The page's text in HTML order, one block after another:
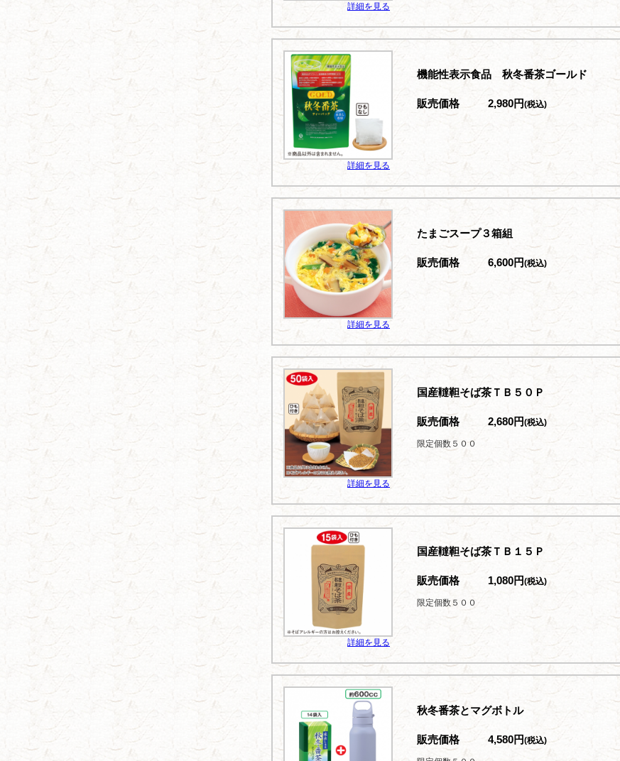
詳細を見る
詳細を見る
機能性表示食品 秋冬番茶ゴールド
販売価格 2,980円(税込)
詳細を見る
たまごスープ３箱組
販売価格 6,600円(税込)
詳細を見る
国産韃靼そば茶ＴＢ５０Ｐ
販売価格 2,680円(税込)
限定個数５００
詳細を見る
国産韃靼そば茶ＴＢ１５Ｐ
販売価格 1,080円(税込)
限定個数５００
秋冬番茶とマグボトル
販売価格 4,580円(税込)